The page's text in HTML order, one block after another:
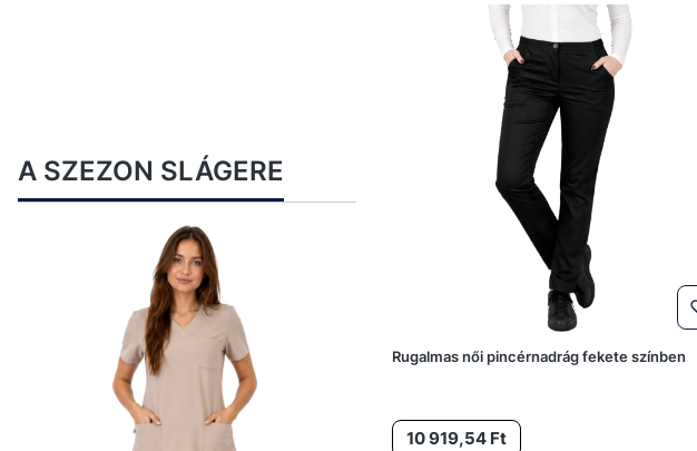
A SZEZON SLÁGERE
Rugalmas női pincérnadrág fekete színben
Ár10 919,54 Ft